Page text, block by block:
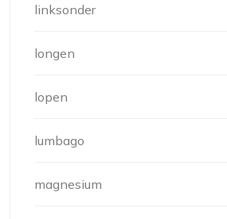
linksonder
longen
lopen
lumbago
magnesium